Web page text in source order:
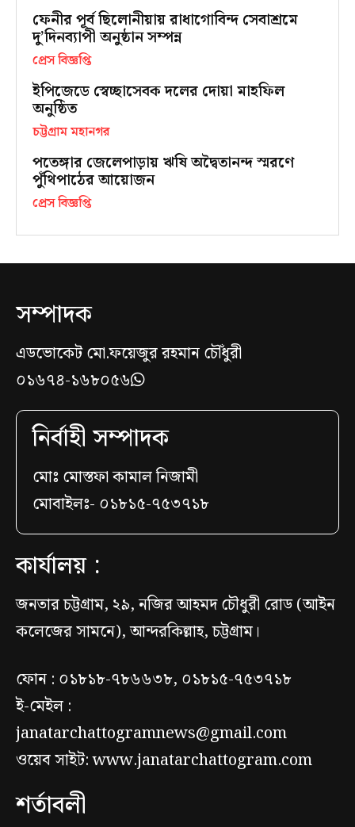
ফেনীর পূর্ব ছিলোনীয়ায় রাধাগোবিন্দ সেবাশ্রমে
দু’দিনব্যাপী অনুষ্ঠান সম্পন্ন
প্রেস বিজ্ঞপ্তি
ইপিজেডে স্বেচ্ছাসেবক দলের দোয়া মাহফিল
অনুষ্ঠিত
চট্টগ্রাম মহানগর
পতেঙ্গার জেলেপাড়ায় ঋষি অদ্বৈতানন্দ স্মরণে
পুঁথিপাঠের আয়োজন
প্রেস বিজ্ঞপ্তি
সম্পাদক
এডভোকেট মো.ফয়েজুর রহমান চৌঁধুরী
০১৬৭৪-১৬৮০৫৬
নির্বাহী সম্পাদক
মোঃ মোস্তফা কামাল নিজামী
মোবাইলঃ- ০১৮১৫-৭৫৩৭১৮
কার্যালয় :
জনতার চট্টগ্রাম, ২৯, নজির আহমদ চৌধুরী রোড (আইন
কলেজের সামনে), আন্দরকিল্লাহ, চট্টগ্রাম।
ফোন : ০১৮১৮-৭৮৬৬৩৮, ০১৮১৫-৭৫৩৭১৮
ই-মেইল :
janatarchattogramnews@gmail.com
ওয়েব সাইট: www.janatarchattogram.com
শর্তাবলী